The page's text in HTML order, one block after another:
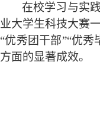
在校学习与实
业大学生科技大赛
“优秀团干部”“优
方面的显著成效。